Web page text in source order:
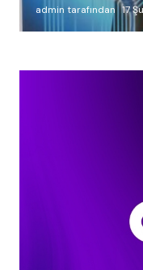
admin tarafından 17